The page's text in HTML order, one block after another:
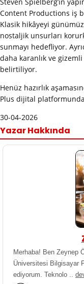
Content Productions iş
Klasik hikâyeyi
nostaljik unsurları
sunmayı hedefliyor.
daha karanlık ve
belirtiliyor.
Henüz hazırlık
Plus dijital
30-04-2026
Yazar Hakkında
Merhaba! Ben Zeynep
Üniversitesi Bilgisayar
ediyorum. Teknolo ..